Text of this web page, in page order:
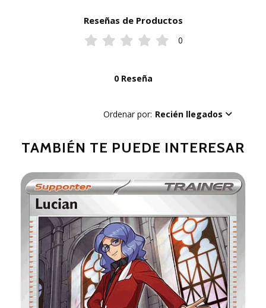
Reseñas de Productos
0
0 Reseña
Ordenar por: Recién llegados
TAMBIÉN TE PUEDE INTERESAR